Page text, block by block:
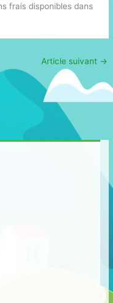
frais disponibles dans
Article suivant →